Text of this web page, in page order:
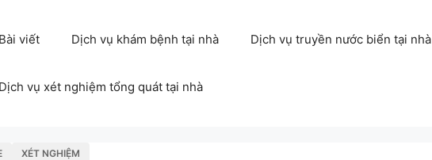
Bài viết Dịch vụ khám bệnh tại nhà Dịch vụ truyền nước biển tại nhà
Dịch vụ xét nghiệm tổng quát tại nhà
XÉT NGHIỆM